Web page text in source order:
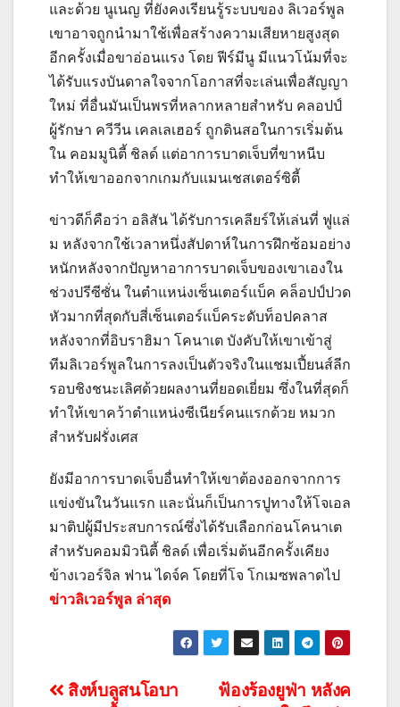
และด้วย นูเนญ ที่ยังคงเรียนรู้ระบบของ ลิเวอร์พูล
เขาอาจถูกนำมาใช้เพื่อสร้างความเสียหายสูงสุด
อีกครั้งเมื่อขาอ่อนแรง โดย ฟีร์มีนู มีแนวโน้มที่จะ
ได้รับแรงบันดาลใจจากโอกาสที่จะเล่นเพื่อสัญญา
ใหม่ ที่อื่นมันเป็นพรที่หลากหลายสำหรับ คลอปป์
ผู้รักษา ควีวีน เคลเลเฮอร์ ถูกดินสอในการเริ่มต้น
ใน คอมมูนิตี้ ชิลด์ แต่อาการบาดเจ็บที่ขาหนีบ
ทำให้เขาออกจากเกมกับแมนเชสเตอร์ซิตี้
ข่าวดีก็คือว่า อลิสัน ได้รับการเคลียร์ให้เล่นที่ ฟูแล่
ม หลังจากใช้เวลาหนึ่งสัปดาห์ในการฝึกซ้อมอย่าง
หนักหลังจากปัญหาอาการบาดเจ็บของเขาเองใน
ช่วงปรีซีซั่น ในตำแหน่งเซ็นเตอร์แบ็ค คล็อปป์ปวด
หัวมากที่สุดกับสี่เซ็นเตอร์แบ็คระดับท็อปคลาส
หลังจากที่อิบราฮิมา โคนาเต บังคับให้เขาเข้าสู่
ทีมลิเวอร์พูลในการลงเป็นตัวจริงในแชมเปี้ยนส์ลีก
รอบชิงชนะเลิศด้วยผลงานที่ยอดเยี่ยม ซึ่งในที่สุดก็
ทำให้เขาคว้าตำแหน่งซีเนียร์คนแรกด้วย หมวก
สำหรับฝรั่งเศส
ยังมีอาการบาดเจ็บอื่นทำให้เขาต้องออกจากการ
แข่งขันในวันแรก และนั่นก็เป็นการปูทางให้โจเอล
มาติปผู้มีประสบการณ์ซึ่งได้รับเลือกก่อนโคนาเต
สำหรับคอมมิวนิตี้ ชิลด์ เพื่อเริ่มต้นอีกครั้งเคียง
ข้างเวอร์จิล ฟาน ไดจ์ค โดยที่โจ โกเมซพลาดไป
ข่าวลิเวอร์พูล ล่าสุด
แนะแนว
ฟ้องร้องยูฟ่า หลังค
สิงห์บลูสนโอบา